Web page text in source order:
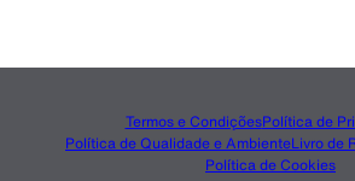
Termos e CondiçõesPolítica de
Política de Qualidade e AmbienteLivro de
Política de Cookies